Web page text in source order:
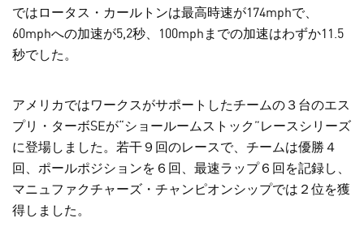
ではロータス・カールトンは最高時速が174mphで、
60mphへの加速が5,2秒、100mphまでの加速はわずか11.5
秒でした。
アメリカではワークスがサポートしたチームの３台のエス
プリ・ターボSEが“ショールームストック”レースシリーズ
に登場しました。若干９回のレースで、チームは優勝４
回、ポールポジションを６回、最速ラップ６回を記録し、
マニュファクチャーズ・チャンピオンシップでは２位を獲
得しました。